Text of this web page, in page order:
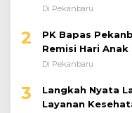
Di Pekanbaru
2
PK Bapas
Remisi Hari Anak
Di Pekanbaru
3
Langkah Nyata
Layanan